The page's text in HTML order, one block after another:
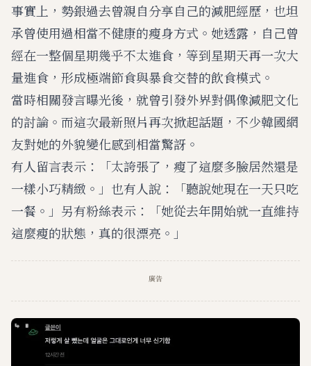
事實上，勢銀過去曾親自分享自己的減肥經歷，也坦
承曾使用過相當不健康的瘦身方式。她透露，自己曾
經在一整個星期幾乎不太進食，等到星期天再一次大
量進食，形成極端節食與暴食交替的飲食模式。
當時相關發言曝光後，就曾引發外界對偶像減肥文化
的討論。而這次最新照片再次掀起話題，不少韓國網
友對她的外貌變化感到相當驚訝。
有人留言表示：「太誇張了，瘦了這麼多臉居然還是
一樣小巧精緻。」也有人說：「聽說她現在一天只吃
一餐。」另有粉絲表示：「她從去年開始就一直維持
這麼瘦的狀態，真的很漂亮。」
廣告